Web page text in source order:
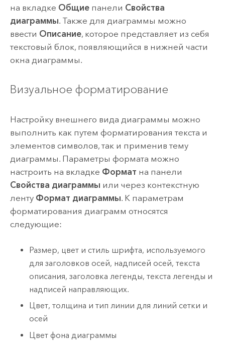
на вкладке Общиепанели Свойства
диаграммы. Также для диаграммы можно
ввести Описание, которое представляет из себя
текстовый блок, появляющийся в нижней части
окна диаграммы.
Визуальное форматирование
Настройку внешнего вида диаграммы можно
выполнить как путем форматирования текста и
элементов символов, так и применив тему
диаграммы. Параметры формата можно
настроить на вкладке Формат на панели
Свойства диаграммы или через контекстную
ленту Формат диаграммы. К параметрам
форматирования диаграмм относятся
следующие:
Размер, цвет и стиль шрифта, используемого
для заголовков осей, надписей осей, текста
описания, заголовка легенды, текста легенды и
надписей направляющих.
Цвет, толщина и тип линии для линий сетки и
осей
Цвет фона диаграммы